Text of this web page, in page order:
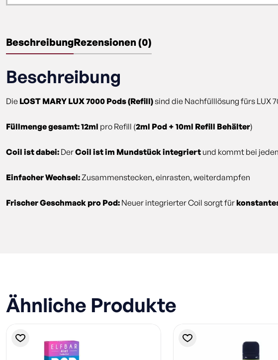
BeschreibungRezensionen (0)
Beschreibung
Die LOST MARY LUX 7000 Pods (Refill)sind die Nachfülllösung fürs LUX
Füllmenge gesamt: 12ml pro Refill (2ml Pod + 10ml Refill Behälter)
Coil ist dabei: DerCoil ist im Mundstück integriert und kommt bei
Einfacher Wechsel:Zusammenstecken, einrasten, weiterdampfen
Frischer Geschmack pro Pod: Neuer integrierter Coil sorgt für
Ähnliche Produkte